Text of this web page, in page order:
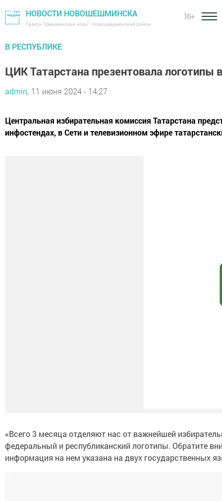
НОВОСТИ НОВОШЕШМИНСКА
Газета "Шешминская новь" - Новошешминский район
16+
В РЕСПУБЛИКЕ
ЦИК Татарстана презентовала логотипы
admin, 11 июня 2024 - 14:27
Центральная избирательная комиссия Татарстана
инфостендах, в Сети и телевизионном эфире
«Всего 3 месяца отделяют нас от важнейшей
федеральный и республиканский логотипы. Обратите
информация на нем указана на двух государственных